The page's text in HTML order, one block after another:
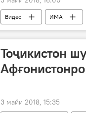
Видео ИМА
Тоҷикистон
3 майи 2018, 15:35